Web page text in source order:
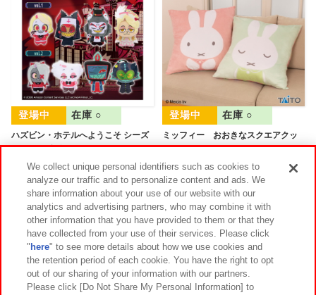
ハズビン・ホテルへようこそ シーズ
ン２ ぬいぐるみvol.1
在庫 ○
ミッフィー おおきなスクエアクッ
ション カラフルフルーツver.
在庫 ○
We collect unique personal identifiers such as cookies to
analyze our traffic and to personalize content and ads. We
share information about your use of our website with our
analytics and advertising partners, who may combine it with
other information that you have provided to them or that they
have collected from your use of their services. Please click
" here" to see more details about how we use cookies and
the retention period of each cookie. You have the right to opt
out of our sharing of your information with our partners.
Please click [Do Not Share My Personal Information] to